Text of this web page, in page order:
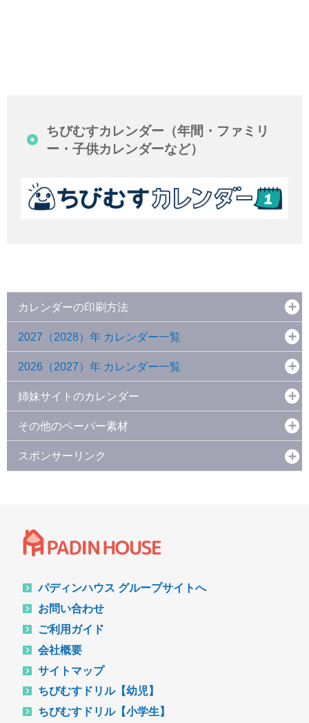
ちびむすカレンダー（年間・ファミリ
ー・子供カレンダーなど）
カレンダーの印刷方法
2027（2028）年 カレンダー一覧
2026（2027）年 カレンダー一覧
姉妹サイトのカレンダー
その他のペーパー素材
スポンサーリンク
パディンハウス グループサイトへ
お問い合わせ
ご利用ガイド
会社概要
サイトマップ
ちびむすドリル【幼児】
ちびむすドリル【小学生】